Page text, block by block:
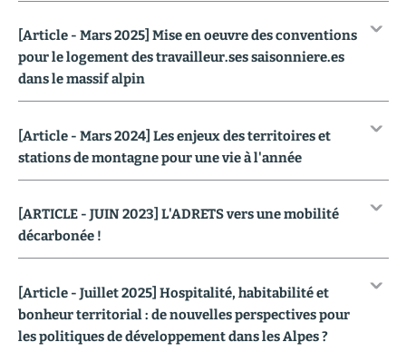
[Article - Mars 2025] Mise en oeuvre des conventions
pour le logement des travailleur.ses saisonniere.es
dans le massif alpin
[Article - Mars 2024] Les enjeux des territoires et
stations de montagne pour une vie à l'année
[ARTICLE - JUIN 2023] L'ADRETS vers une mobilité
décarbonée !
[Article - Juillet 2025] Hospitalité, habitabilité et
bonheur territorial : de nouvelles perspectives pour
les politiques de développement dans les Alpes ?